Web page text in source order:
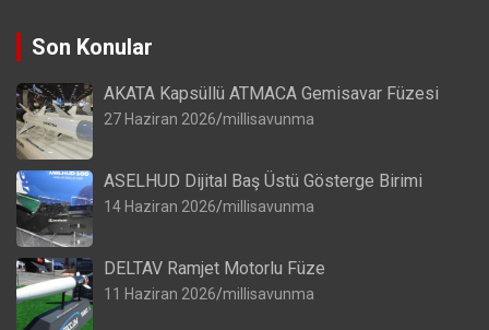
Son Konular
AKATA Kapsüllü ATMACA Gemisavar Füzesi
27 Haziran 2026 millisavunma
ASELHUD Dijital Baş Üstü Gösterge Birimi
14 Haziran 2026 millisavunma
DELTAV Ramjet Motorlu Füze
11 Haziran 2026 millisavunma